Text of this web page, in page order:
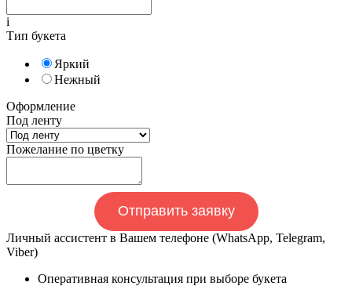
i
Тип букета
Яркий
Нежный
Оформление
Под ленту
Пожелание по цветку
Отправить заявку
Личный ассистент в Вашем телефоне (WhatsApp, Telegram,
Viber)
Оперативная консультация при выборе букета